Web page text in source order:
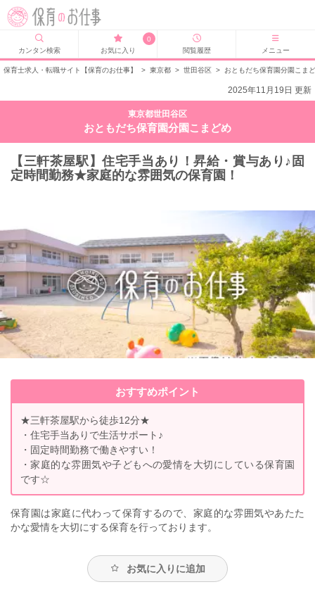
カンタン検索
0
お気に入り
閲覧履歴 メニュー
保育士求人・転職サイト【保育のお仕事】 > 東京都 > 世田谷区 > おともだち保育園分園こま
2025年11月19日 更新
東京都世田谷区
おともだち保育園分園こまどめ
【三軒茶屋駅】住宅手当あり！昇給・賞与あり♪固
定時間勤務★家庭的な雰囲気の保育園！
おすすめポイント
★三軒茶屋駅から徒歩12分★
・住宅手当ありで生活サポート♪
・固定時間勤務で働きやすい！
・家庭的な雰囲気や子どもへの愛情を大切にしている保育園
です☆
保育園は家庭に代わって保育するので、家庭的な雰囲気やあたた
かな愛情を大切にする保育を行っております。
お気に入りに追加